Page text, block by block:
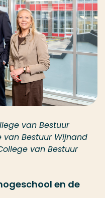
van Bestuur
van Bestuur Wijnand
van Bestuur
en de